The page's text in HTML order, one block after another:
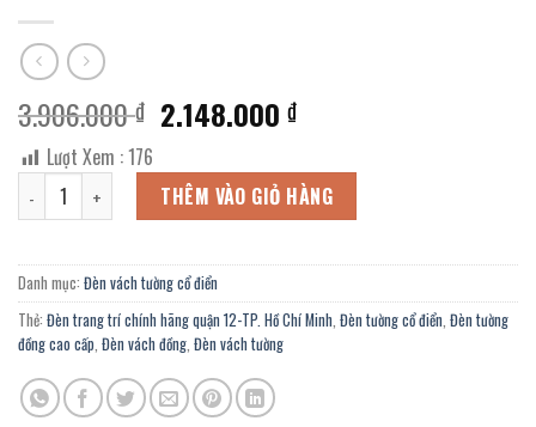
3.906.000₫ Giá
gốc
là:
3.906.000 ₫.
2.148.000₫Giá
tại
là:
2.148.000 ₫.
Lượt Xem :176
Đèn vách đồng cổ điển VTĐ-6239/1 chính hãng trang trí Spa,
THÊM VÀO GIỎ HÀNG
Danh mục: Đèn vách tường cổ điển
Thẻ: Đèn trang trí chính hãng quận 12-TP. Hồ Chí Minh, Đèn tường cổ điển, Đèn tường
đồng cao cấp, Đèn vách đồng, Đèn vách tường